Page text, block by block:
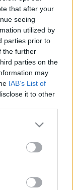
that after your
seeing
utilized by
parties prior to
the further
parties on the
may
IAB’s List of
it to other
more Google
may click to
party tags to
below Google
előbbiből
hírül az